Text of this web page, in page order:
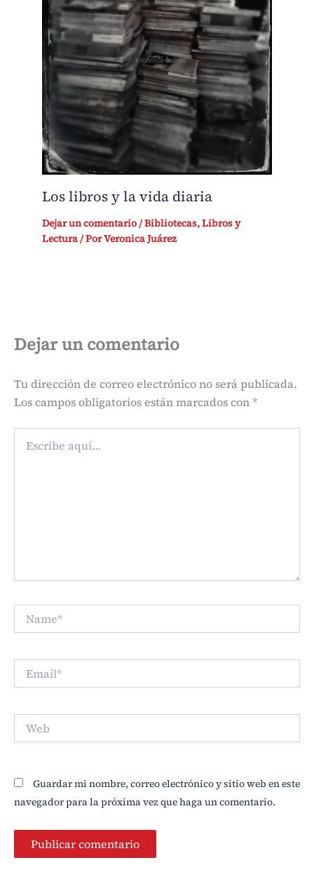
Los libros y la vida diaria
Dejar un comentario/Bibliotecas,Libros y
Lectura/ PorVeronica Juárez
Dejar un comentario
Tu dirección de correo electrónico no será publicada.
Los campos obligatorios están marcados con*
aquí...
Guardar mi nombre, correo electrónico y sitio web en este
navegador para la próxima vez que haga un comentario.